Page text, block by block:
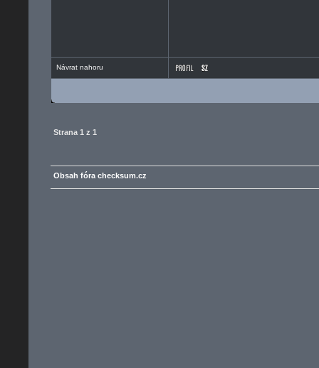
Návrat nahoru
Strana 1 z 1
Obsah fóra checksum.cz